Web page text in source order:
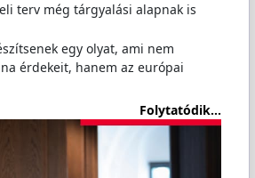
terv még tárgyalási alapnak is
egy olyat, ami nem
érdekeit, hanem az európai
Folytatódik...